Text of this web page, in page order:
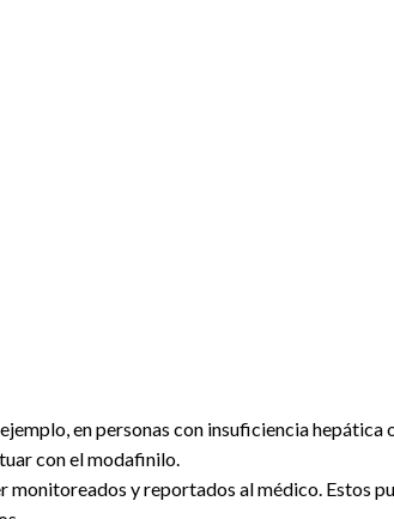
en personas con insuficiencia hepática
con el modafinilo.
monitoreados y reportados al médico. Estos